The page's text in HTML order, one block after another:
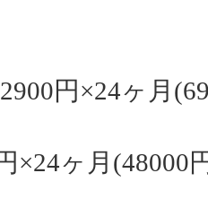
円×24ヶ月
×24ヶ月(48000